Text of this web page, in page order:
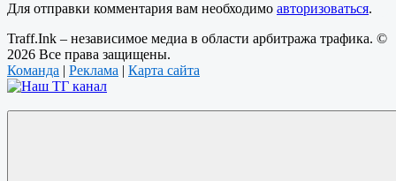
Для отправки комментария вам необходимо авторизоваться.
Traff.Ink – независимое медиа в области арбитража трафика. ©
2026 Все права защищены.
Команда | Реклама | Карта сайта